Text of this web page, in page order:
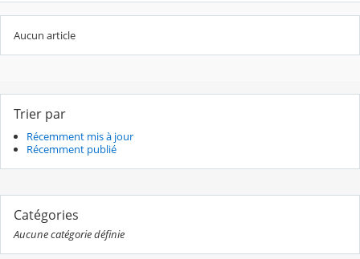
Aucun article
Trier par
Récemment mis à jour
Récemment publié
Catégories
Aucune catégorie définie